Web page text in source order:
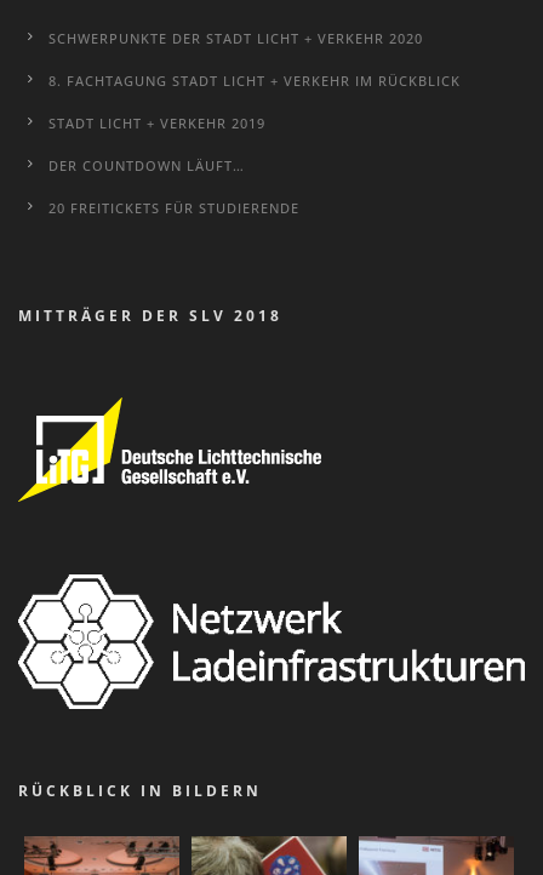
SCHWERPUNKTE DER STADT LICHT + VERKEHR 2020
8. FACHTAGUNG STADT LICHT + VERKEHR IM RÜCKBLICK
STADT LICHT + VERKEHR 2019
DER COUNTDOWN LÄUFT…
20 FREITICKETS FÜR STUDIERENDE
MITTRÄGER DER SLV 2018
RÜCKBLICK IN BILDERN